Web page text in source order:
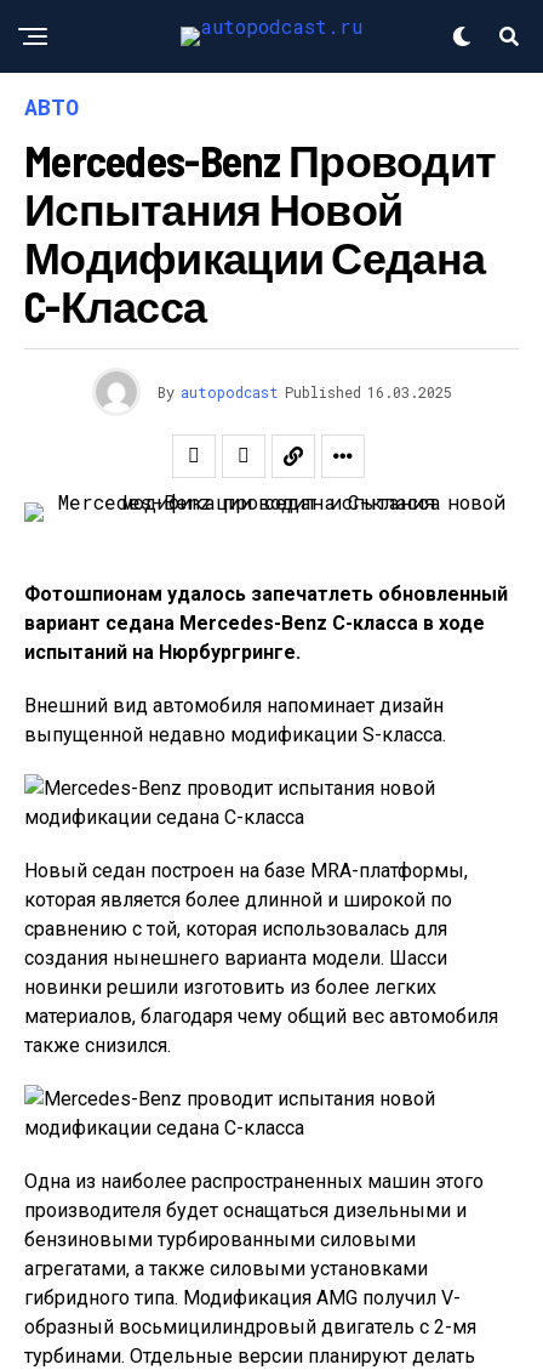
АВТО
Mercedes-Benz Проводит
Испытания Новой
Модификации Седана
C-Класса
By autopodcast Published 16.03.2025
Фотошпионам удалось запечатлеть обновленный
вариант седана Mercedes-Benz C-класса в ходе
испытаний на Нюрбургринге.
Внешний вид автомобиля напоминает дизайн
выпущенной недавно модификации S-класса.
Новый седан построен на базе MRA-платформы,
которая является более длинной и широкой по
сравнению с той, которая использовалась для
создания нынешнего варианта модели. Шасси
новинки решили изготовить из более легких
материалов, благодаря чему общий вес автомобиля
также снизился.
Одна из наиболее распространенных машин этого
производителя будет оснащаться дизельными и
бензиновыми турбированными силовыми
агрегатами, а также силовыми установками
гибридного типа. Модификация AMG получил V-
образный восьмицилиндровый двигатель с 2-мя
турбинами. Отдельные версии планируют делать